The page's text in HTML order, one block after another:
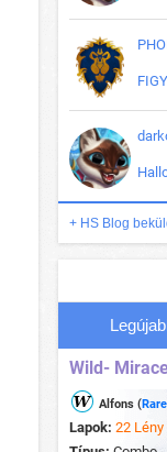
+ HS Blog
Wild-
Alfons (Rare
Lapok: 22 Lény